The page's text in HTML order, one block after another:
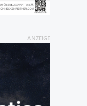
ANZEIGE